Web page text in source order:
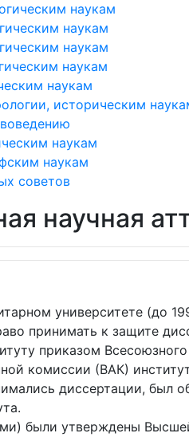
наукам
наукам
наукам
наукам
наукам
историческим
наукам
наукам
советов
научная
университете (до
принимать к защите
приказом
комиссии (ВАК)
диссертации, был
были утверждены